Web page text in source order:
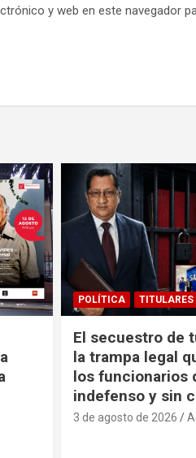
y web en este navegador
POLÍTICA TITULARES
El secuestro de
la trampa legal
los funcionarios
indefenso y sin
3 de agosto de 2026